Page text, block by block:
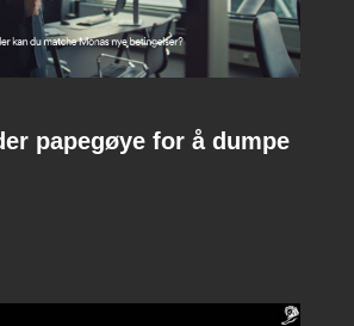
papegøye for å dumpe